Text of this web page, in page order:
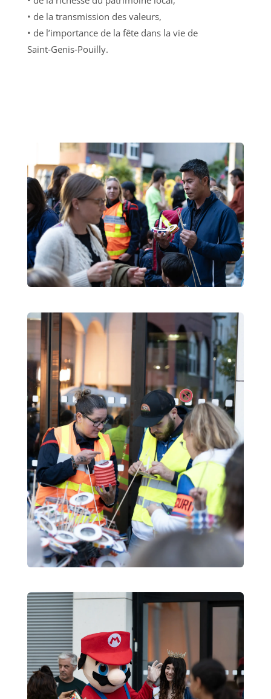
• de la transmission des valeurs,
• de l’importance de la fête dans la vie de
Saint‑Genis‑Pouilly.